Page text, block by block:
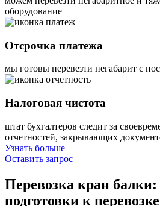
оборудование
Отсрочка платежа
мы готовы перевезти негабарит с
Налоговая чистота
штат бухгалтеров следит за
отчетностей, закрывающих
Узнать больше
Оставить запрос
Перевозка кран балки:
подготовки к перевозке